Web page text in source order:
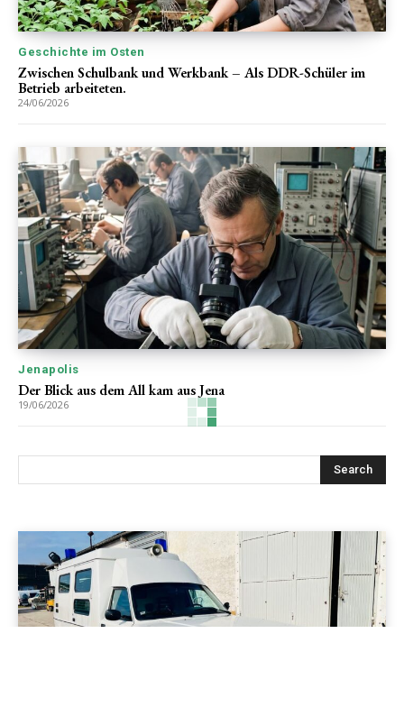
Geschichte im Osten
Zwischen Schulbank und Werkbank – Als DDR-Schüler im
Betrieb arbeiteten.
24/06/2026
Jenapolis
Der Blick aus dem All kam aus Jena
19/06/2026